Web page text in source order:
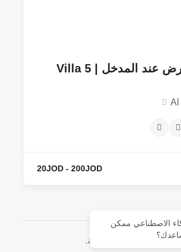
حائط للعرض عند المدخل | Villa 5
Al
© جميع الحقوق محفوظة.
الاصطناعي ممكن